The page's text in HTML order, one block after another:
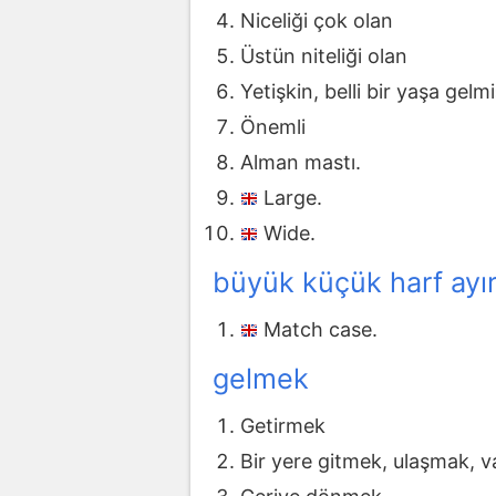
Niceliği çok olan
Üstün niteliği olan
Yetişkin, belli bir yaşa
Önemli
Alman mastı.
Large.
Wide.
büyük küçük harf
Match case.
gelmek
Getirmek
Bir yere gitmek, ulaşmak,